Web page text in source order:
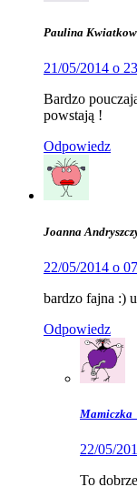
Paulina
21/05/2014 o
Bardzo
powstają !
Odpowiedz
Joanna
22/05/2014 o
bardzo fajna :)
Odpowiedz
22/05/
To